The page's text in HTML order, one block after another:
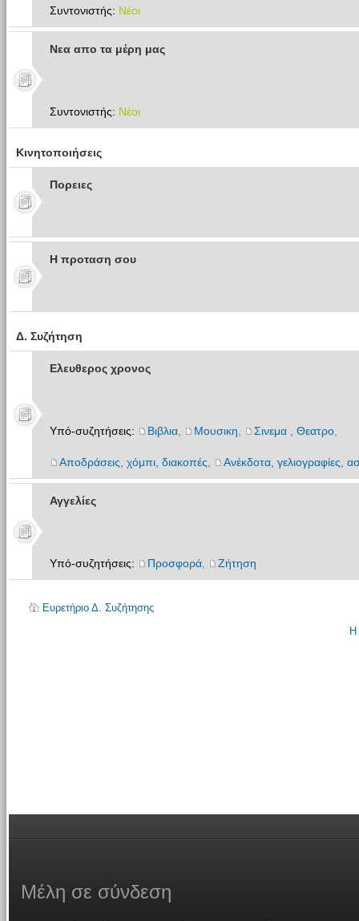
Συντονιστής: Νέοι
Νεα απο τα μέρη μας
Συντονιστής: Νέοι
Κινητοποιήσεις
Πoρειες
Η προταση σου
Δ. Συζήτηση
Ελευθερος χρονος
Υπό-συζητήσεις: Βιβλια, Μουσικη Σινεμα , Θεατρο,
Αποδράσεις, χόμπι, διακοπές Ανέκδοτα, γελιογραφίες,
Αγγελίες
Υπό-συζητήσεις: Προσφορά, Ζήτηση
Ευρετήριο Δ. Συζήτησης
Η
Μέλη σε σύνδεση